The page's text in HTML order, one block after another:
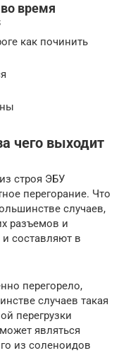
время
как починить
чего выходит
строя ЭБУ
перегорание. Что
случаев,
разъемов и
составляют в
перегорело,
случаев такая
перегрузки
являться
из соленоидов